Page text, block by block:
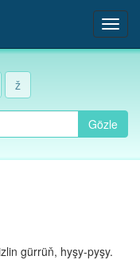
ž
Gözle
gürrüň, hyşy-pyşy.